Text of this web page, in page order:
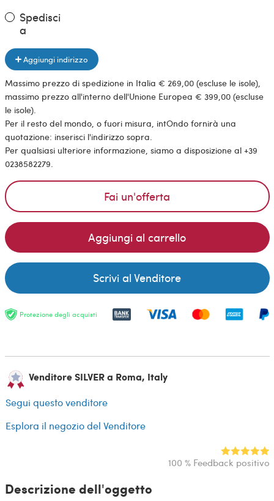
Spedisci
a
Aggiungi indirizzo
Massimo prezzo di spedizione in Italia € 269,00 (escluse le isole),
massimo prezzo all'interno dell'Unione Europea € 399,00 (escluse
le isole).
Per il resto del mondo, o fuori misura, intOndo fornirà una
quotazione: inserisci l'indirizzo sopra.
Per qualsiasi ulteriore informazione, siamo a disposizione al +39
0238582279.
Fai un'offerta
Aggiungi al carrello
Scrivi al Venditore
Protezione degli acquisti
Venditore SILVER a Roma, Italy
Segui questo venditore
Esplora il negozio del Venditore
100 % Feedback positivo
Descrizione dell'oggetto